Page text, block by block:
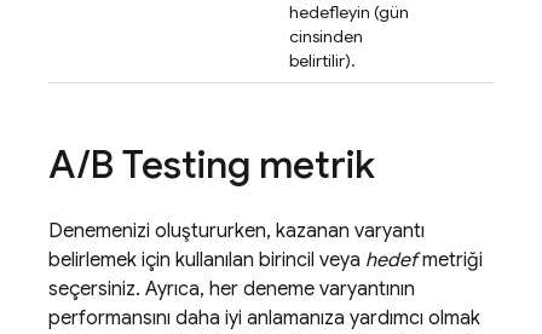
hedefleyin (gün
cinsinden
belirtilir).
A/B Testing metrik
Denemenizi oluştururken, kazanan varyantı
belirlemek için kullanılan birincil veya hedefmetriği
seçersiniz. Ayrıca, her deneme varyantının
performansını daha iyi anlamanıza yardımcı olmak